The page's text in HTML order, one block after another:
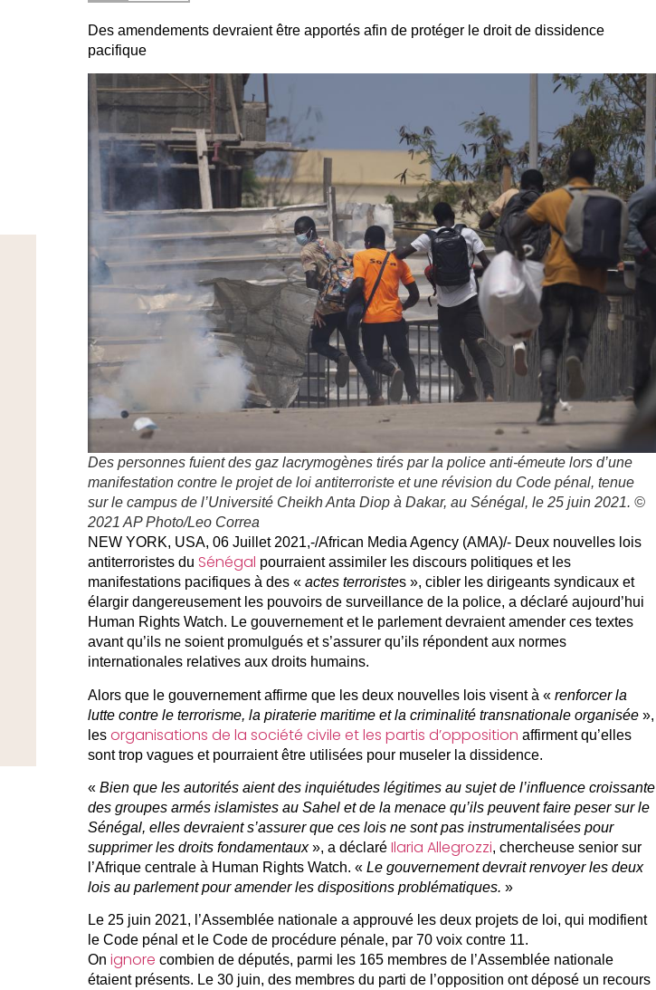
Des amendements devraient être apportés afin de protéger le droit de dissidence
pacifique
Des personnes fuient des gaz lacrymogènes tirés par la police anti-émeute lors d’une
manifestation contre le projet de loi antiterroriste et une révision du Code pénal, tenue
sur le campus de l’Université Cheikh Anta Diop à Dakar, au Sénégal, le 25 juin 2021. ©
2021 AP Photo/Leo Correa
NEW YORK, USA, 06 Juillet 2021,-/African Media Agency (AMA)/- Deux nouvelles lois
antiterroristes du Sénégal pourraient assimiler les discours politiques et les
manifestations pacifiques à des « actes terroristes », cibler les dirigeants syndicaux et
élargir dangereusement les pouvoirs de surveillance de la police, a déclaré aujourd’hui
Human Rights Watch. Le gouvernement et le parlement devraient amender ces textes
avant qu’ils ne soient promulgués et s’assurer qu’ils répondent aux normes
internationales relatives aux droits humains.
Alors que le gouvernement affirme que les deux nouvelles lois visent à « renforcer la
lutte contre le terrorisme, la piraterie maritime et la criminalité transnationale organisée»,
les organisations de la société civile et les partis d’opposition affirment qu’elles
sont trop vagues et pourraient être utilisées pour museler la dissidence.
« Bien que les autorités aient des inquiétudes légitimes au sujet de l’influence croissante
des groupes armés islamistes au Sahel et de la menace qu’ils peuvent faire peser sur le
Sénégal, elles devraient s’assurer que ces lois ne sont pas instrumentalisées pour
supprimer les droits fondamentaux», a déclaré Ilaria Allegrozzi, chercheuse senior sur
l’Afrique centrale à Human Rights Watch. « Le gouvernement devrait renvoyer les deux
lois au parlement pour amender les dispositions problématiques. »
Le 25 juin 2021, l’Assemblée nationale a approuvé les deux projets de loi, qui modifient
le Code pénal et le Code de procédure pénale, par 70 voix contre 11.
On ignore combien de députés, parmi les 165 membres de l’Assemblée nationale
étaient présents. Le 30 juin, des membres du parti de l’opposition ont déposé un recours